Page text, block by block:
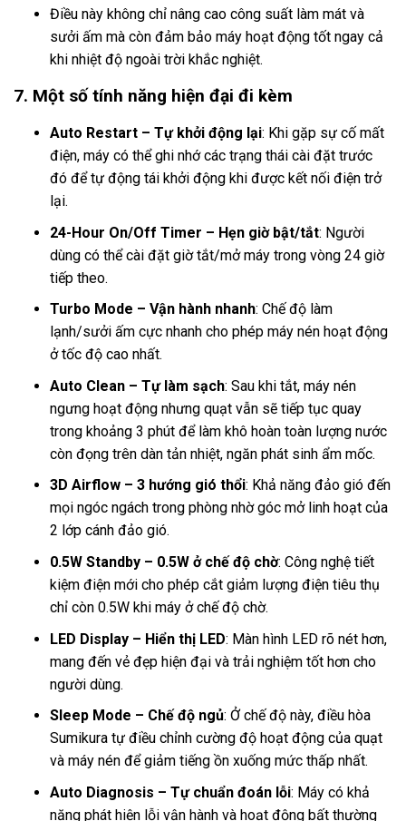
Điều này không chỉ nâng cao công suất làm mát và
sưởi ấm mà còn đảm bảo máy hoạt động tốt ngay cả
khi nhiệt độ ngoài trời khắc nghiệt.
7. Một số tính năng hiện đại đi kèm
Auto Restart – Tự khởi động lại: Khi gặp sự cố mất
điện, máy có thể ghi nhớ các trạng thái cài đặt trước
đó để tự động tái khởi động khi được kết nối điện trở
lại.
24-Hour On/Off Timer – Hẹn giờ bật/tắt: Người
dùng có thể cài đặt giờ tắt/mở máy trong vòng 24 giờ
tiếp theo.
Turbo Mode – Vận hành nhanh: Chế độ làm
lạnh/sưởi ấm cực nhanh cho phép máy nén hoạt động
ở tốc độ cao nhất.
Auto Clean – Tự làm sạch: Sau khi tắt, máy nén
ngưng hoạt động nhưng quạt vẫn sẽ tiếp tục quay
trong khoảng 3 phút để làm khô hoàn toàn lượng nước
còn đọng trên dàn tản nhiệt, ngăn phát sinh ẩm mốc.
3D Airflow – 3 hướng gió thổi: Khả năng đảo gió đến
mọi ngóc ngách trong phòng nhờ góc mở linh hoạt của
2 lớp cánh đảo gió.
0.5W Standby – 0.5W ở chế độ chờ: Công nghệ tiết
kiệm điện mới cho phép cắt giảm lượng điện tiêu thụ
chỉ còn 0.5W khi máy ở chế độ chờ.
LED Display – Hiển thị LED: Màn hình LED rõ nét hơn,
mang đến vẻ đẹp hiện đại và trải nghiệm tốt hơn cho
người dùng.
Sleep Mode – Chế độ ngủ: Ở chế độ này, điều hòa
Sumikura tự điều chỉnh cường độ hoạt động của quạt
và máy nén để giảm tiếng ồn xuống mức thấp nhất.
Auto Diagnosis – Tự chuẩn đoán lỗi: Máy có khả
năng phát hiện lỗi vận hành và hoạt động bất thường